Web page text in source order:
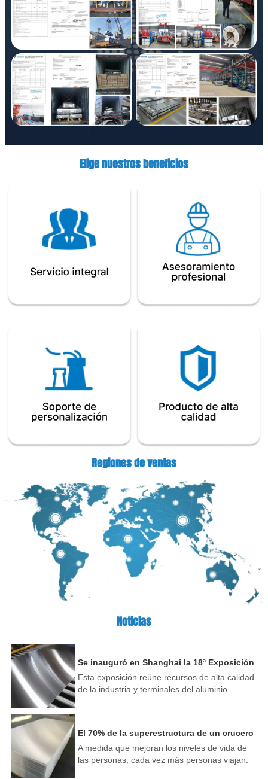
Elige nuestros beneficios
Regiones de ventas
Noticias
Se inauguró en Shanghai la 18ª Exposición
Internacional de la Industria del Aluminio
de China.
Esta exposición reúne recursos de alta calidad
de la industria y terminales del aluminio
líderes de la industria del aluminio y recién
tecnologías, nuevos productos y nuevas
aplicaciones en la industria del aluminio.
industria y más de 100 nuevos participantes
El 70% de la superestructura de un crucero
se puede fabricar con aluminio
A medida que mejoran los niveles de vida de
las personas, cada vez más personas viajan.